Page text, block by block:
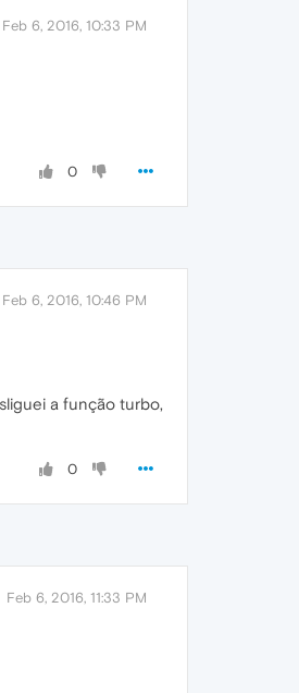
Feb 6, 2016, 10:33 PM
0
Feb 6, 2016, 10:46 PM
a função turbo,
0
Feb 6, 2016, 11:33 PM